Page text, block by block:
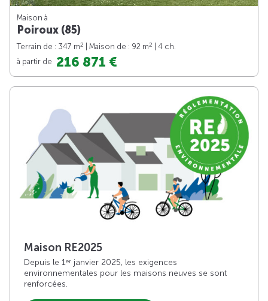
Maison à
Poiroux (85)
Terrain de : 347 m2 | Maison de : 92 m2
| 4 ch.
à partir de 216 871 €
Maison RE2025
Depuis le 1er janvier 2025, les exigences
environnementales pour les maisons neuves se sont
renforcées.